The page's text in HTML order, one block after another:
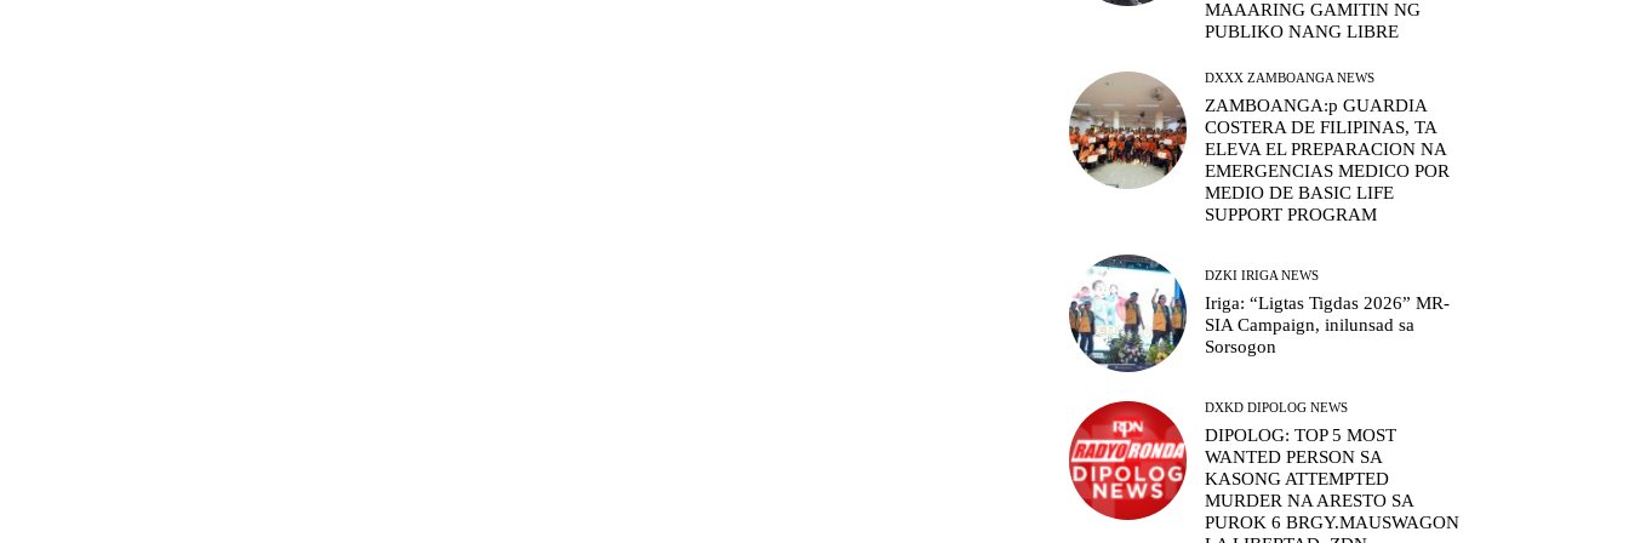
MAAARING GAMITIN NG
PUBLIKO NANG LIBRE
DXXX ZAMBOANGA NEWS
ZAMBOANGA:p GUARDIA
COSTERA DE FILIPINAS, TA
ELEVA EL PREPARACION NA
EMERGENCIAS MEDICO POR
MEDIO DE BASIC LIFE
SUPPORT PROGRAM
DZKI IRIGA NEWS
Iriga: “Ligtas Tigdas 2026” MR-
SIA Campaign, inilunsad sa
Sorsogon
DXKD DIPOLOG NEWS
DIPOLOG: TOP 5 MOST
WANTED PERSON SA
KASONG ATTEMPTED
MURDER NA ARESTO SA
PUROK 6 BRGY.MAUSWAGON